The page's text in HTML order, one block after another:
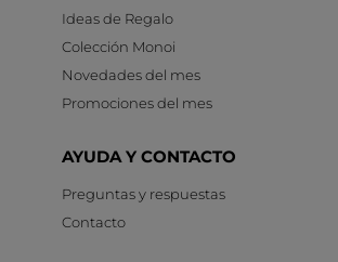
Ideas de Regalo
Colección Monoi
Novedades del mes
Promociones del mes
AYUDA Y CONTACTO
Preguntas y respuestas
Contacto